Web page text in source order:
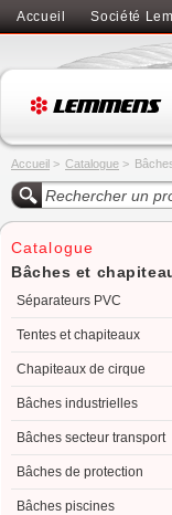
Accueil Société
Accueil > Catalogue >
Catalogue
Bâches et
Séparateurs PVC
Tentes et chapiteaux
Chapiteaux de cirque
Bâches industrielles
Bâches secteur transport
Bâches de protection
Bâches piscines